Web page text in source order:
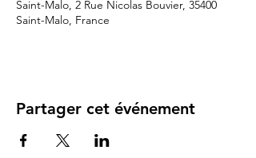
Saint-Malo, 2 Rue Nicolas Bouvier, 35400
Saint-Malo, France
Partager cet événement